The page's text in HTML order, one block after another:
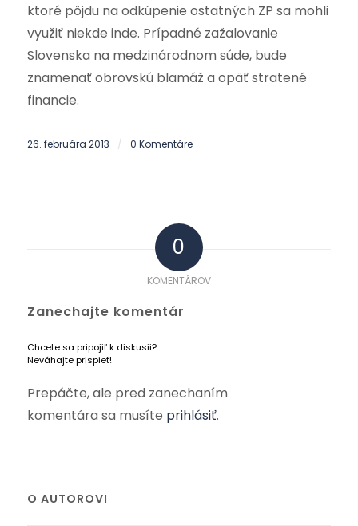
ktoré pôjdu na odkúpenie ostatných ZP sa mohli
využiť niekde inde. Prípadné zažalovanie
Slovenska na medzinárodnom súde, bude
znamenať obrovskú blamáž a opäť stratené
financie.
26. februára 2013 / 0 Komentáre
0
KOMENTÁROV
Zanechajte komentár
Chcete sa pripojiť k diskusii?
Neváhajte prispieť!
Prepáčte, ale pred zanechaním
komentára sa musíte prihlásiť.
O AUTOROVI